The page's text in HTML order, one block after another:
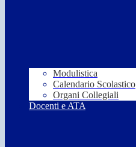
Modulistica
Calendario Scolastico
Organi Collegiali
Docenti e ATA